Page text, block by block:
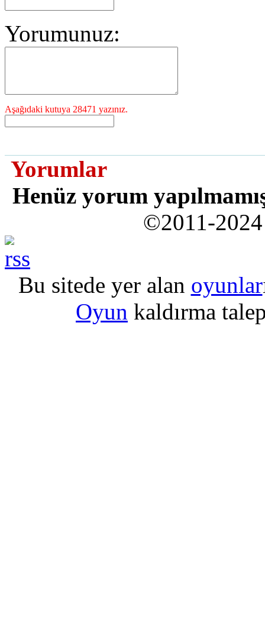
Yorumunuz:
Aşağıdaki kutuya 28471 yazınız.
Yorumlar
Henüz yorum
©2011-
Bu sitede yer alan oyunlar
Oyun kaldırma